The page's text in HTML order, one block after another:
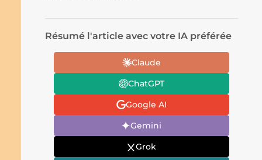
Résumé l'article avec votre IA préférée
Claude
ChatGPT
Google AI
Gemini
Grok